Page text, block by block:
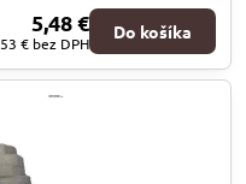
5,48 €
€ bez DPH
Do košíka